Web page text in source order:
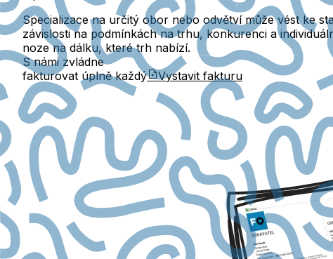
Specializace na určitý obor nebo odvětví může vést ke
závislosti na podmínkách na trhu, konkurenci a
noze na dálku, které trh nabízí.
S námi zvládne
fakturovat úplně každý
Vystavit fakturu